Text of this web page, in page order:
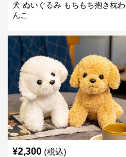
犬 ぬいぐるみ もちもち抱き枕わ
んこ
¥2,300 (税込)